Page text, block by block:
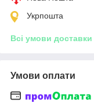
Укрпошта
Всі умови доставки
Умови оплати